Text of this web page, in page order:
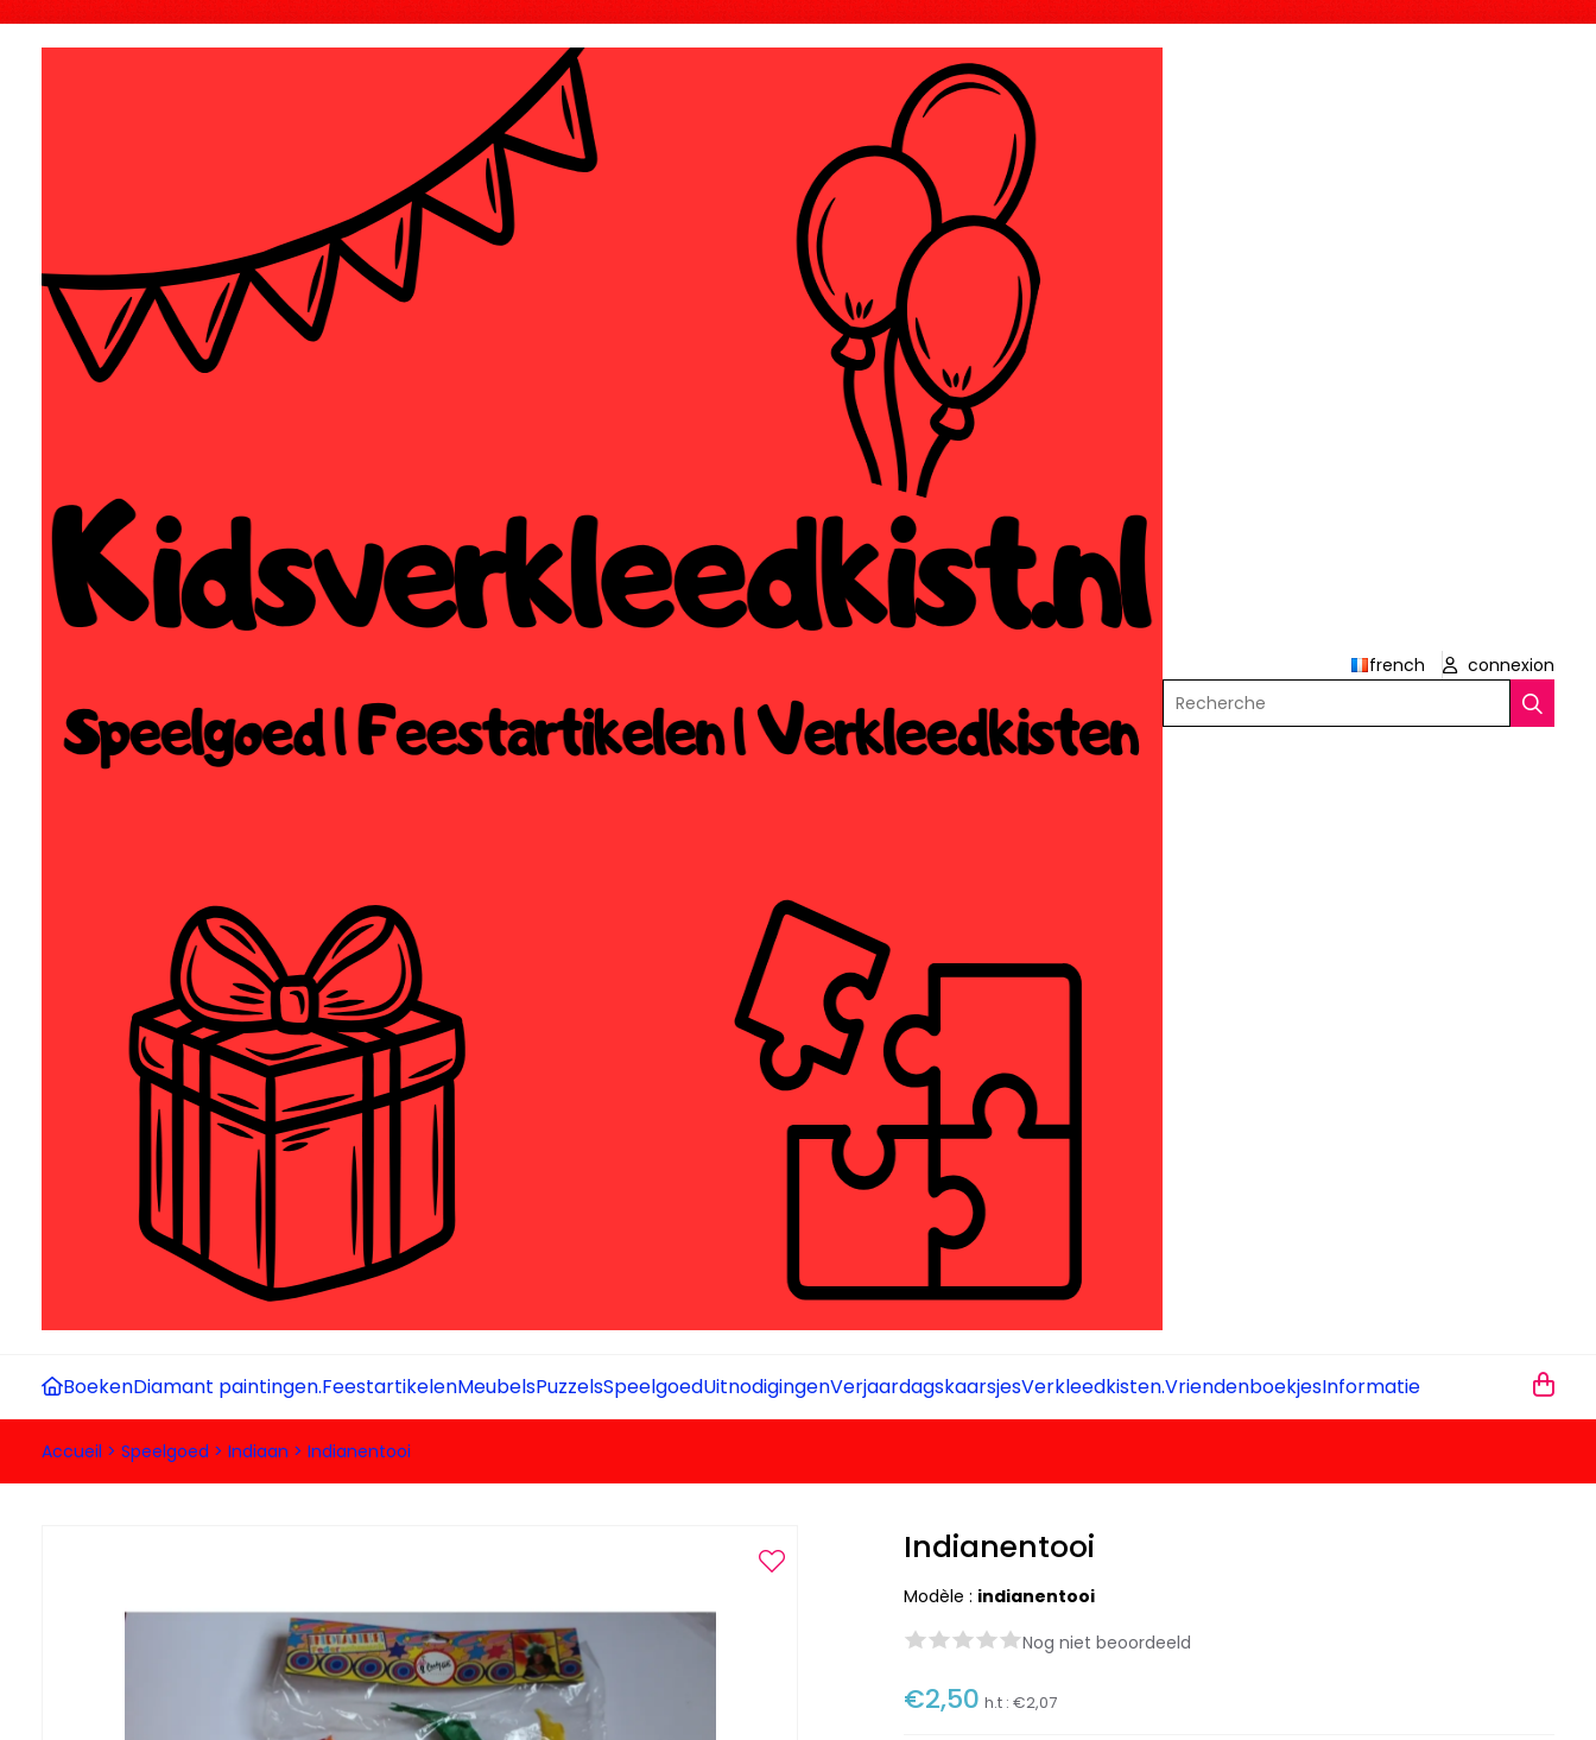
french
connexion
Recherche
BoekenDiamant paintingen.FeestartikelenMeubelsPuzzelsSpeelgoedUitnodigingenVerjaardagskaarsjesVerkleedkisten.VriendenboekjesInformatie
Accueil > Speelgoed > Indiaan > Indianentooi
Indianentooi
Modèle : indianentooi
Nog niet beoordeeld
€2,50 h.t :€2,07